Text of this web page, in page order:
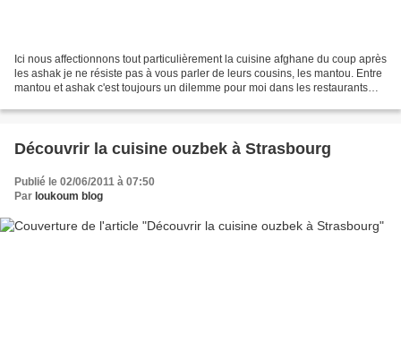
Ici nous affectionnons tout particulièrement la cuisine afghane du coup après
les ashak je ne résiste pas à vous parler de leurs cousins, les mantou. Entre
mantou et ashak c'est toujours un dilemme pour moi dans les restaurants
Découvrir la cuisine ouzbek à Strasbourg
Publié le 02/06/2011 à 07:50
Par loukoum blog